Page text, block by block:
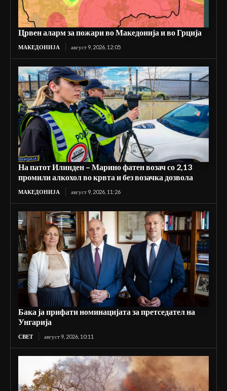
Црвен аларм за пожари во Македонија и во Грција
МАКЕДОНИЈА август 9, 2026, 12:05
На патот Илинден – Марино фатен возач со 2,13
промили алкохол во крвта и без возачка дозвола
МАКЕДОНИЈА август 9, 2026, 11:26
Бака ја прифати номинацијата за претседател на
Унгарија
СВЕТ август 9, 2026, 10:11